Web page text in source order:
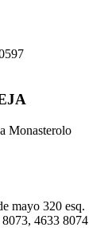
Monasterolo
mayo 320 esq.
4633 8074